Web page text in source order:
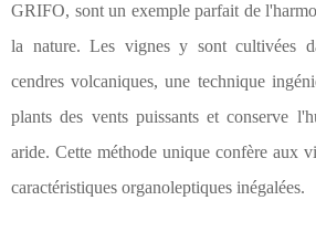
GRIFO, sont un exemple parfait de
la nature. Les vignes y sont cultivées
cendres volcaniques, une technique
plants des vents puissants et conserve
aride. Cette méthode unique confère aux
caractéristiques organoleptiques inégalées.